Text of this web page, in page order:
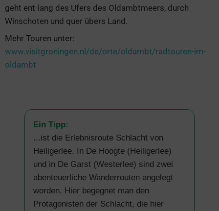
geht ent-lang des Ufers des Oldambtmeers, durch
Winschoten und quer übers Land.
Mehr Touren unter:
www.visitgroningen.nl/de/orte/oldambt/radtouren-im-
oldambt
Ein Tipp:
...ist die Erlebnisroute Schlacht von
Heiligerlee. In De Hoogte (Heiligerlee)
und in De Garst (Westerlee) sind zwei
abenteuerliche Wanderrouten angelegt
worden. Hier begegnet man den
Protagonisten der Schlacht, die hier